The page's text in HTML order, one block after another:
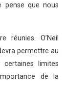
que nous
réunies. O’Neil
permettre au
certaines limites
de la